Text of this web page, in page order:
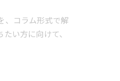
、コラム形式で解
い方に向けて、